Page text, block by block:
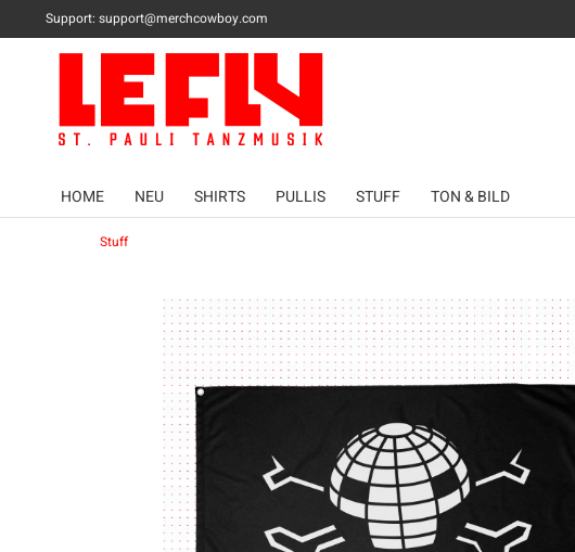
Support: support@merchcowboy.com
HOME NEU SHIRTS PULLIS STUFF TON & BILD
Stuff